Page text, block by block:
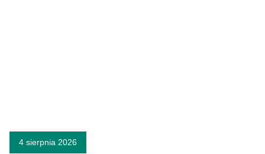
4 sierpnia 2026